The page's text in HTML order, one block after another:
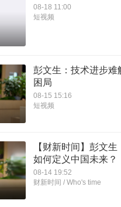
08-18 11:00
短视频
彭文生：技术进步难
困局
08-15 15:16
短视频
【财新时间】彭文
如何定义中国未来？
08-14 19:52
财新时间 / Who's time